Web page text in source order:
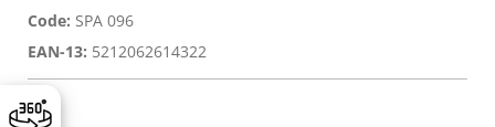
Code: SPA 096
EAN-13: 5212062614322